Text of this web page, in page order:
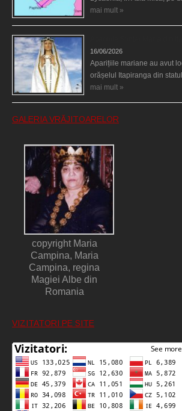
mai mult »
16/06/2026
Aparițiile mariane au avut
orășelul Itapiranga din
mai mult »
GALERIA VRĂJITOARELOR
copyright Maria
Campina, Maria
Campina, regina
Magiei Albe din
Romania
VIZITATORI PE SITE